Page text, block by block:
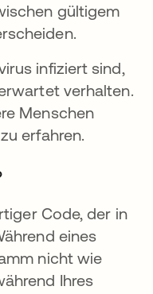
gültigem
infiziert sind,
verhalten.
Menschen
erfahren.
Code, der in
eines
nicht wie
Ihres